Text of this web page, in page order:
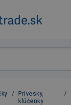
/
Prívesky,
klúčenky
/